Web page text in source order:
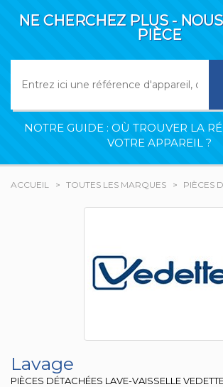
NE CHERCHEZ PLUS -
PIÈCE
NOTRE GUIDE : OÙ TROUVER LA
VOTRE APPAREIL ?
ACCUEIL TOUTES LES MARQUES PIÈCES
Lavage
PIÈCES DÉTACHÉES LAVE-VAISSELLE